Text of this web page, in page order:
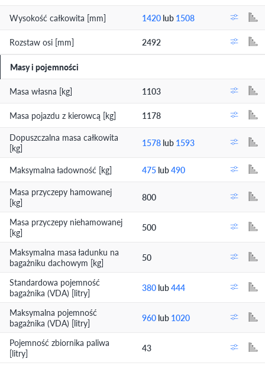
Wysokość całkowita [mm] 1420 lub 1508
Rozstaw osi [mm] 2492
Masy i pojemności
Masa własna [kg] 1103
Masa pojazdu z kierowcą [kg]
1178
Dopuszczalna masa całkowita
[kg]
1578 lub 1593
Maksymalna ładowność [kg] 475 lub490
Masa przyczepy hamowanej
[kg]
800
Masa przyczepy niehamowanej
[kg]
500
Maksymalna masa ładunku na
bagażniku dachowym [kg]
50
Standardowa pojemność
bagażnika (VDA) [litry]
380 lub444
Maksymalna pojemność
bagażnika (VDA) [litry]
960 lub 1020
Pojemność zbiornika paliwa
[litry]
43